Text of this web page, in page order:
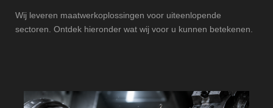
Wij leveren maatwerkoplossingen voor uiteenlopende
sectoren. Ontdek hieronder wat wij voor u kunnen betekenen.